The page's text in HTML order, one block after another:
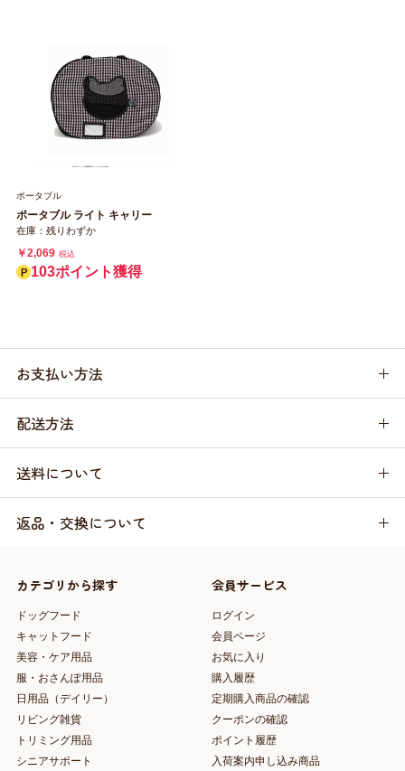
ポータブル
ポータブル ライト キャリー
在庫：残りわずか
￥2,069 税込
103ポイント獲得
お支払い方法
配送方法
送料について
返品・交換について
カテゴリから探す
ドッグフード
キャットフード
美容・ケア用品
服・おさんぽ用品
日用品（デイリー）
リビング雑貨
トリミング用品
シニアサポート
会員サービス
ログイン
会員ページ
お気に入り
購入履歴
定期購入商品の確認
クーポンの確認
ポイント履歴
入荷案内申し込み商品